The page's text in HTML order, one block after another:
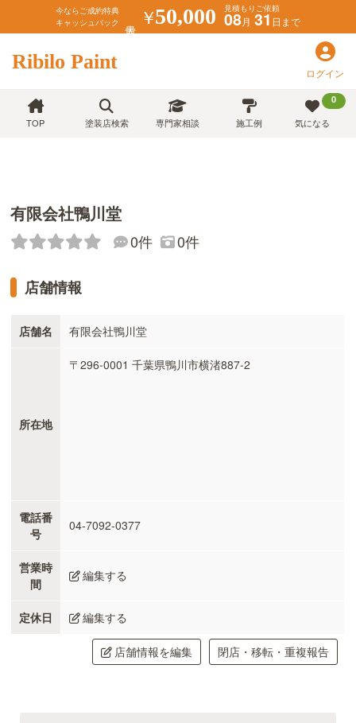
今ならご成約特典
キャッシュバック
￥50,000 見積もりご依頼
08月 31日まで
Ribilo Paint ログイン
TOP 塗装店検索 専門家相談 施工例
0
気になる
有限会社鴨川堂
0件 0件
店舗情報
店舗名 有限会社鴨川堂
所在地
〒296-0001 千葉県鴨川市横渚887-2
電話番
号
04-7092-0377
営業時
間
編集する
定休日 編集する
店舗情報を編集 閉店・移転・重複報告